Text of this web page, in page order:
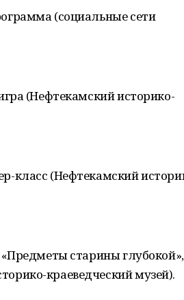
(социальные сети
(Нефтекамский историко-
класс (Нефтекамский
«Предметы старины глубокой»,
краеведческий музей).